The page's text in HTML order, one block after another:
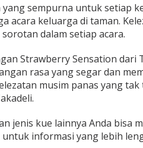
sempurna untuk setiap
acara keluarga di taman.
dalam setiap acara.
Strawberry Sensation dari
rasa yang segar dan
musim panas yang
jenis kue lainnya Anda bisa
untuk informasi yang lebih